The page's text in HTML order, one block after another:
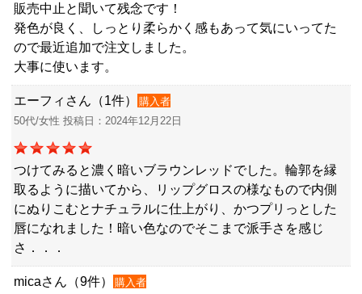
販売中止と聞いて残念です！
発色が良く、しっとり柔らかく感もあって気にいってた
ので最近追加で注文しました。
大事に使います。
エーフィさん（1件）
購入者
50代/女性 投稿日：2024年12月22日
つけてみると濃く暗いブラウンレッドでした。輪郭を縁
取るように描いてから、リップグロスの様なもので内側
にぬりこむとナチュラルに仕上がり、かつプリっとした
唇になれました！暗い色なのでそこまで派手さを感じ
さ．．．
micaさん（9件）
購入者